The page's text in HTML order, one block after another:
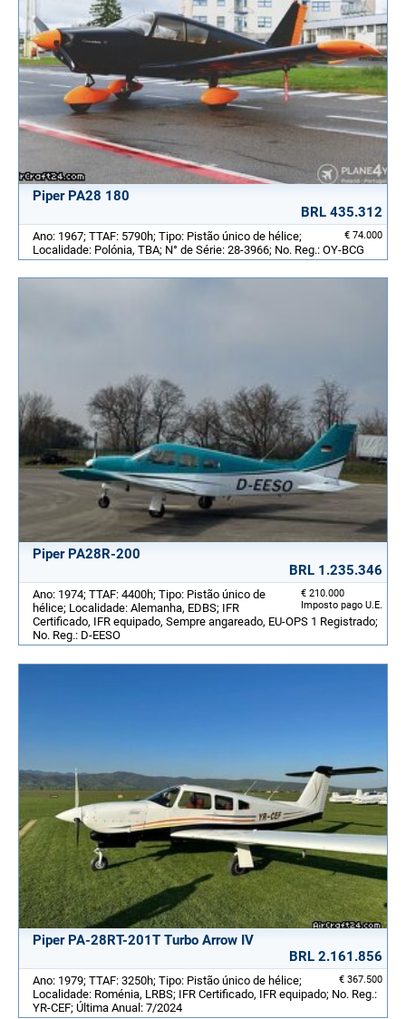
Piper PA28 180
BRL 435.312
€ 74.000
Ano: 1967; TTAF: 5790h; Tipo: Pistão único de hélice;
Localidade: Polónia, TBA; N° de Série: 28-3966; No. Reg.: OY-BCG
Piper PA28R-200
BRL 1.235.346
€ 210.000
Imposto pago U.E.
Ano: 1974; TTAF: 4400h; Tipo: Pistão único de
hélice; Localidade: Alemanha, EDBS; IFR
Certificado, IFR equipado, Sempre angareado, EU-OPS 1 Registrado;
No. Reg.: D-EESO
Piper PA-28RT-201T Turbo Arrow IV
BRL 2.161.856
€ 367.500
Ano: 1979; TTAF: 3250h; Tipo: Pistão único de hélice;
Localidade: Roménia, LRBS; IFR Certificado, IFR equipado; No. Reg.:
YR-CEF; Última Anual: 7/2024